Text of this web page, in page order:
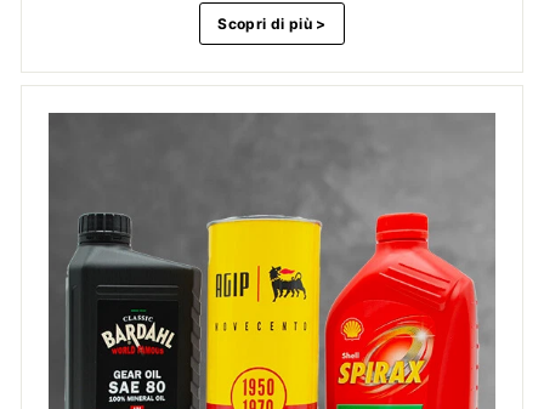
Scopri di più >